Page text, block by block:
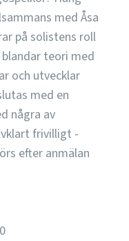
med Åsa
på solistens roll
teori med
och utvecklar
med en
några av
frivilligt -
efter anmälan